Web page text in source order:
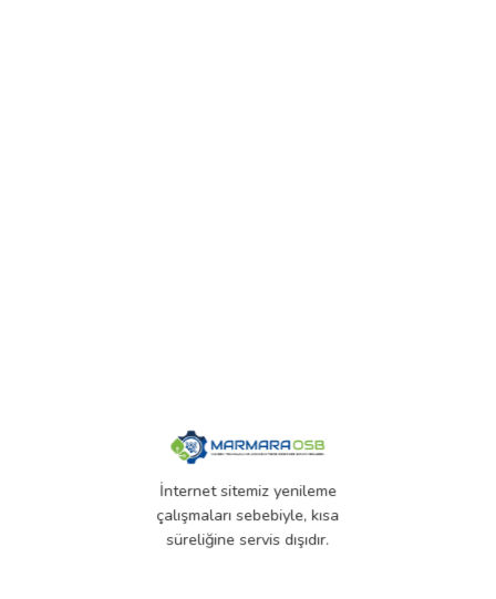
İnternet sitemiz yenileme
çalışmaları sebebiyle, kısa
süreliğine servis dışıdır.